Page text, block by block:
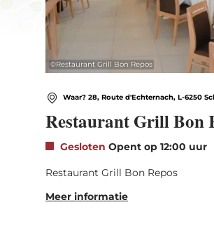
©Restaurant Grill Bon Repos
Waar? 28, Route d'Echternach, L-6250
Restaurant Grill Bon
Gesloten Opent op 12:00 uur
Restaurant Grill Bon Repos
Meer informatie